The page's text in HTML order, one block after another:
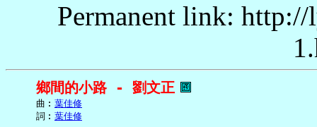
Permanent link:
鄉間的小路 - 劉文正
     曲︰
葉佳修
     詞︰
葉佳修